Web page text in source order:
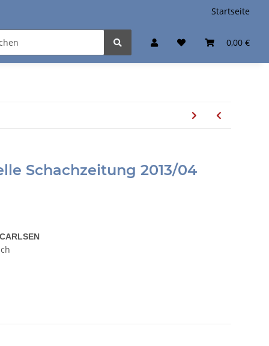
Startseite
0,00 €
Schachzeitung 2013/04